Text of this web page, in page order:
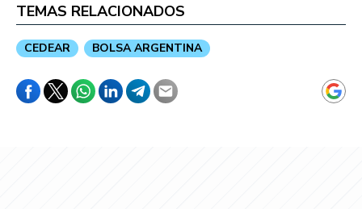
TEMAS RELACIONADOS
CEDEAR BOLSA ARGENTINA